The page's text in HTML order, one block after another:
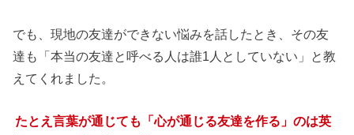
でも、現地の友達ができない悩みを話したとき、その友
達も「本当の友達と呼べる人は誰1人としていない」と教
えてくれました。
たとえ言葉が通じても「心が通じる友達を作る」のは英